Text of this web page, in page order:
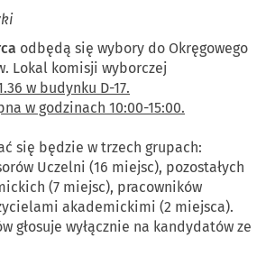
odbędą się wybory do Okręgowego
Lokal komisji wyborczej
w budynku D-17.
w godzinach 10:00-15:00.
się będzie w trzech grupach:
Uczelni (16 miejsc), pozostałych
(7 miejsc), pracowników
akademickimi (2 miejsca).
głosuje wyłącznie na kandydatów ze